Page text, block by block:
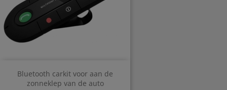
Bluetooth carkit voor aan de
zonneklep van de auto